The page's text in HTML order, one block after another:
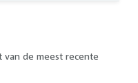
van de meest recente